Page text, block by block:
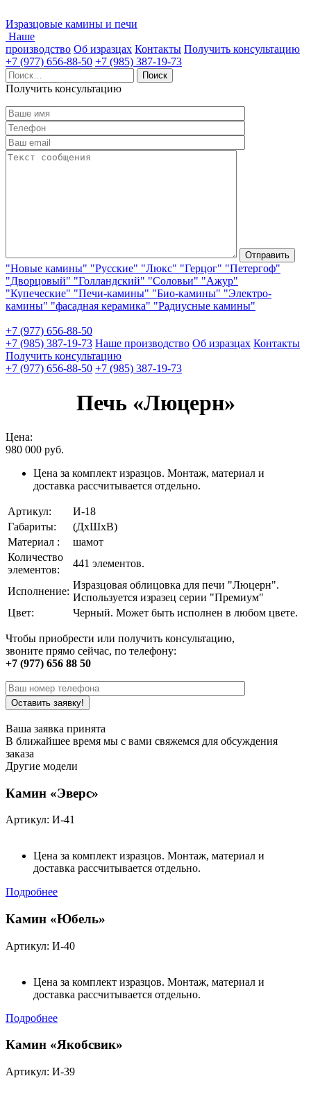
Изразцовые камины и печи
Наше
производство Об изразцах Контакты Получить консультацию
+7 (977) 656-88-50 +7 (985) 387-19-73
Найти:
Получить консультацию
"Новые камины" "Русские" "Люкс" "Герцог" "Петергоф"
"Дворцовый" "Голландский" "Соловьи" "Ажур"
"Купеческие" "Печи-камины" "Био-камины" "Электро-
камины" "фасадная керамика" "Радиусные камины"
+7 (977) 656-88-50
+7 (985) 387-19-73 Наше производство Об изразцах Контакты
Получить консультацию
+7 (977) 656-88-50 +7 (985) 387-19-73
Печь «Люцерн»
Цена:
980 000 руб.
Цена за комплект изразцов. Монтаж, материал и
доставка рассчитывается отдельно.
Артикул:
И-18
Габариты:
(ДхШхВ)
Материал :
шамот
Количество
элементов:
441 элементов.
Исполнение:
Изразцовая облицовка для печи "Люцерн".
Используется изразец серии "Премиум"
Цвет:
Черный. Может быть исполнен в любом цвете.
Чтобы приобрести или получить консультацию,
звоните прямо сейчас, по телефону:
+7 (977) 656 88 50
Ваша заявка принята
В ближайшее время мы с вами свяжемся для обсуждения
заказа
Другие модели
Камин «Эверс»
Артикул: И-41
Цена за комплект изразцов. Монтаж, материал и
доставка рассчитывается отдельно.
Подробнее
Камин «Юбель»
Артикул: И-40
Цена за комплект изразцов. Монтаж, материал и
доставка рассчитывается отдельно.
Подробнее
Камин «Якобсвик»
Артикул: И-39